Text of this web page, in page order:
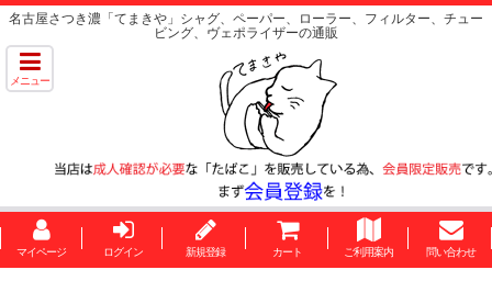
名古屋さつき濃「てまきや」シャグ、ペーパー、ローラー、フィルター、チュー
ビング、ヴェポライザーの通販
メニュー
マイページ ログイン 新規登録 カート ご利用案内 問い合わせ